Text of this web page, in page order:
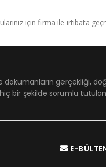
için firma ile irtibata
gerçekliği,
bir şekilde sorumlu
E-